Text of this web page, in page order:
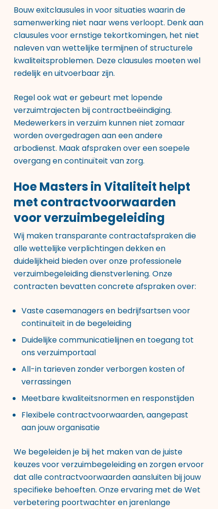
Bouw exitclausules in voor situaties waarin de
samenwerking niet naar wens verloopt. Denk aan
clausules voor ernstige tekortkomingen, het niet
naleven van wettelijke termijnen of structurele
kwaliteitsproblemen. Deze clausules moeten wel
redelijk en uitvoerbaar zijn.
Regel ook wat er gebeurt met lopende
verzuimtrajecten bij contractbeëindiging.
Medewerkers in verzuim kunnen niet zomaar
worden overgedragen aan een andere
arbodienst. Maak afspraken over een soepele
overgang en continuïteit van zorg.
Hoe Masters in Vitaliteit helpt
met contractvoorwaarden
voor verzuimbegeleiding
Wij maken transparante contractafspraken die
alle wettelijke verplichtingen dekken en
duidelijkheid bieden over onze professionele
verzuimbegeleiding dienstverlening. Onze
contracten bevatten concrete afspraken over:
Vaste casemanagers en bedrijfsartsen voor
continuïteit in de begeleiding
Duidelijke communicatielijnen en toegang tot
ons verzuimportaal
All-in tarieven zonder verborgen kosten of
verrassingen
Meetbare kwaliteitsnormen en responstijden
Flexibele contractvoorwaarden, aangepast
aan jouw organisatie
We begeleiden je bij het maken van de juiste
keuzes voor verzuimbegeleiding en zorgen ervoor
dat alle contractvoorwaarden aansluiten bij jouw
specifieke behoeften. Onze ervaring met de Wet
verbetering poortwachter en jarenlange